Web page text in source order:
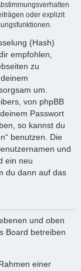
oder explizit
(Hash)
empfohlen,
zu
um.
von phpBB
Passwort
so kannst du
benutzen. Die
und
ein neu
du dann auf das
und oben
Board betreiben
einer